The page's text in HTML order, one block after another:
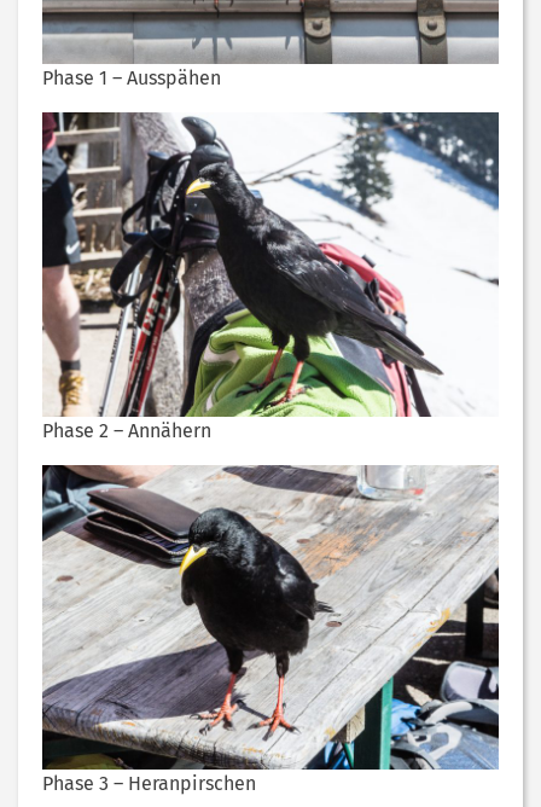
Phase 1 – Ausspähen
Phase 2 – Annähern
Phase 3 – Heranpirschen